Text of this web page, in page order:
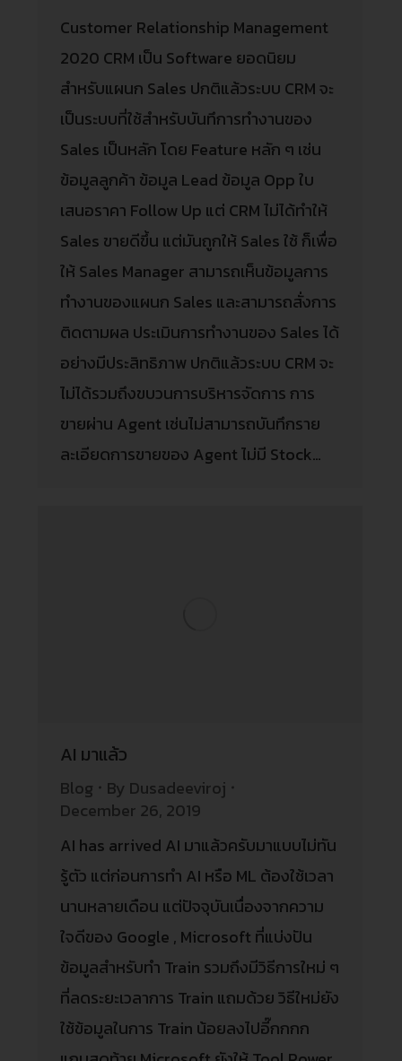
Customer Relationship Management
2020 CRM เป็น Software ยอดนิยม
สำหรับแผนก Sales ปกติแล้วระบบ CRM จะ
เป็นระบบที่ใช้สำหรับบันทึการทำงานของ
Sales เป็นหลัก โดย Feature หลัก ๆ เช่น
ข้อมูลลูกค้า ข้อมูล Lead ข้อมูล Opp ใบ
เสนอราคา Follow Up แต่ CRM ไม่ได้ทำให้
Sales ขายดีขึ้น แต่มันถูกให้ Sales ใช้ ก็เพื่อ
ให้ Sales Manager สามารถเห็นข้อมูลการ
ทำงานของแผนก Sales และสามารถสั่งการ
ติดตามผล ประเมินการทำงานของ Sales ได้
อย่างมีประสิทธิภาพ ปกติแล้วระบบ CRM จะ
ไม่ได้รวมถึงขบวนการบริหารจัดการ การ
ขายผ่าน Agent เช่นไม่สามารถบันทึกราย
ละเอียดการขายของ Agent ไม่มี Stock…
AI มาแล้ว
Blog By Dusadeeviroj
December 26, 2019
AI has arrived AI มาแล้วครับมาแบบไม่ทัน
รู้ตัว แต่ก่อนการทำ AI หรือ ML ต้องใช้เวลา
นานหลายเดือน แต่ปัจจุบันเนื่องจากความ
ใจดีของ Google , Microsoft ที่แบ่งปัน
ข้อมูลสำหรับทำ Train รวมถึงมีวิธีการใหม่ ๆ
ที่ลดระยะเวลาการ Train แถมด้วย วิธีใหม่ยัง
ใช้ข้อมูลในการ Train น้อยลงไปอี๊กกกก